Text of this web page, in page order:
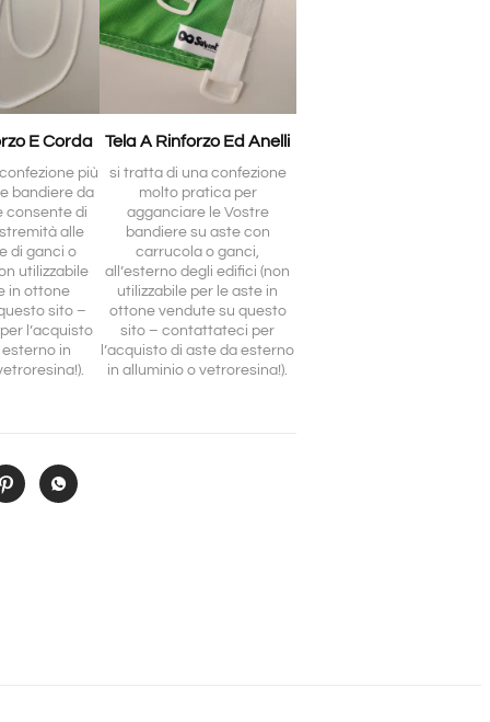
E Corda
più
bandiere da
consente di
alle
di ganci o
utilizzabile
in ottone
sito –
l’acquisto
in
Tela A Rinforzo Ed Anelli
si tratta di una confezione
molto pratica per
agganciare le Vostre
bandiere su aste con
carrucola o ganci,
all’esterno degli edifici (non
utilizzabile per le aste in
ottone vendute su questo
sito – contattateci per
l’acquisto di aste da esterno
in alluminio o vetroresina!).